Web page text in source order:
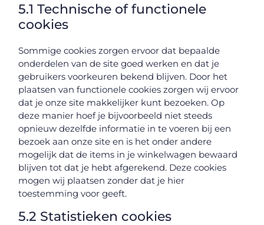
5.1 Technische of functionele
cookies
Sommige cookies zorgen ervoor dat bepaalde
onderdelen van de site goed werken en dat je
gebruikers voorkeuren bekend blijven. Door het
plaatsen van functionele cookies zorgen wij ervoor
dat je onze site makkelijker kunt bezoeken. Op
deze manier hoef je bijvoorbeeld niet steeds
opnieuw dezelfde informatie in te voeren bij een
bezoek aan onze site en is het onder andere
mogelijk dat de items in je winkelwagen bewaard
blijven tot dat je hebt afgerekend. Deze cookies
mogen wij plaatsen zonder dat je hier
toestemming voor geeft.
5.2 Statistieken cookies